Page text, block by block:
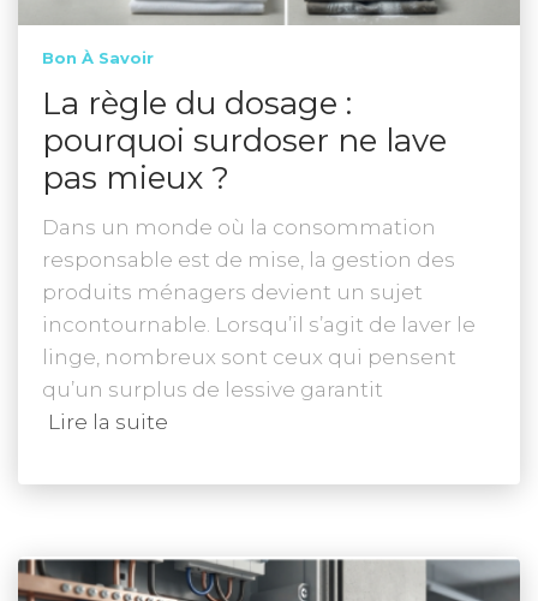
Bon À Savoir
La règle du dosage :
pourquoi surdoser ne lave
pas mieux ?
Dans un monde où la consommation
responsable est de mise, la gestion des
produits ménagers devient un sujet
incontournable. Lorsqu’il s’agit de laver le
linge, nombreux sont ceux qui pensent
qu’un surplus de lessive garantit
Lire la suite